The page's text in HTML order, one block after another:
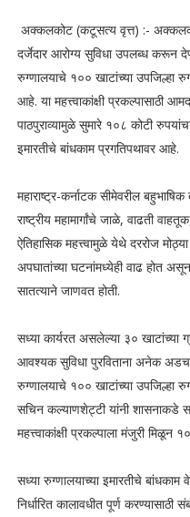
अक्कलकोट (कटूसत्य वृत्त) :-
दर्जेदार आरोग्य सुविधा उपलब्ध करून
रुग्णालयाचे १०० खाटांच्या उपजिल्हा
आहे. या महत्त्वाकांक्षी प्रकल्पासाठी
पाठपुराव्यामुळे सुमारे १०८ कोटी
इमारतीचे बांधकाम प्रगतिपथावर आहे.
महाराष्ट्र-कर्नाटक सीमेवरील
राष्ट्रीय महामार्गांचे जाळे, वाढती
ऐतिहासिक महत्त्वामुळे येथे दररोज
अपघातांच्या घटनांमध्येही वाढ होत
सातत्याने जाणवत होती.
सध्या कार्यरत असलेल्या ३० खाटांच्या
आवश्यक सुविधा पुरविताना अनेक
रुग्णालयाचे १०० खाटांच्या उपजिल्हा
सचिन कल्याणशेट्टी यांनी शासनाकडे
महत्त्वाकांक्षी प्रकल्पाला मंजुरी मिळून
सध्या रुग्णालयाच्या इमारतीचे
निर्धारित कालावधीत पूर्ण